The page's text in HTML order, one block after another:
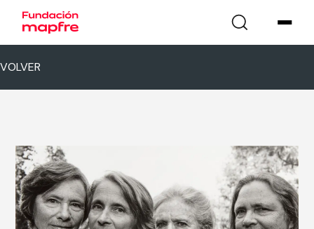
VOLVER